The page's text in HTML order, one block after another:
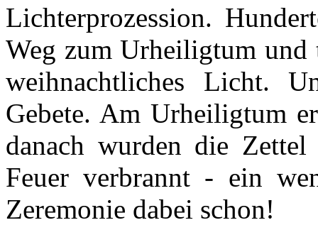
Lichterprozession.
Weg zum Urheiligtum und
weihnachtliches Licht.
Gebete. Am Urheiligtum
danach wurden die
Feuer verbrannt - ein
Zeremonie dabei schon!